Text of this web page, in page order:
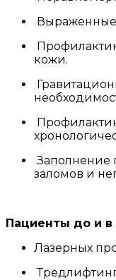
Выраженные
кожи.
Заполнение
заломов и
Пациенты до и в
Лазерных